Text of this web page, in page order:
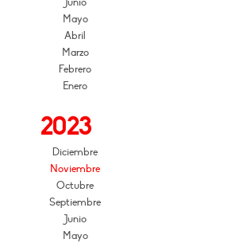
Mayo
Abril
Marzo
Febrero
Enero
2023
Diciembre
Noviembre
Octubre
Septiembre
Junio
Mayo